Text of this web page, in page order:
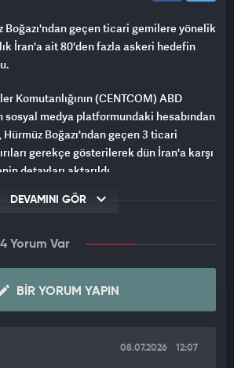
Boğazı'ndan geçen ticari gemilere yönelik
İran'a ait 80'den fazla askeri hedefin
Komutanlığının (CENTCOM) ABD
medya platformundaki hesabından
Hürmüz Boğazı'ndan geçen 3 ticari
gerekçe gösterilerek dün İran'a karşı
detayları aktarıldı.
Hürmüz Boğazı'ndan geçen ticari
İran'da 80'den fazla hedefi
dalgası düzenledi." ifadesi kullanılan
radar noktalarının vurulduğu belirtildi.
zayıflattığı savunuldu.
DEVAMINI GÖR
4 Yorum Var
BIR YORUM YAPIN
08.07.2026 12:07